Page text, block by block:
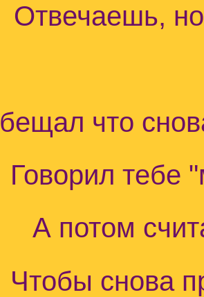
Отвечаешь,
что
Говорил тебе
А потом
Чтобы снова